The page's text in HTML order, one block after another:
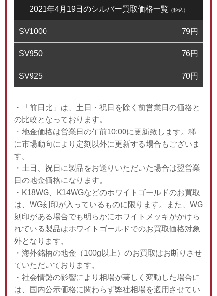
2021年4月19日のシルバー買取価格一覧 （税込）
SV1000 79円
SV950 76円
SV925 70円
・「前日比」は、土日・祝日を除く前営業日の価格と
の比較となっております。
・地金価格は営業日の午前10:00に更新致します。稀
に市場動向により定刻以外に更新する場合もございま
す。
・土日、祝日に製品をお送りいただいた場合は翌営業
日の地金価格になります。
・K18WG、K14WGなどのホワイトゴールドのお買取
は、WG刻印が入っているものに限ります。また、WG
刻印がある場合でも明らかにホワイトメッキがかけら
れている製品はホワイトゴールドでのお買取価格対象
外となります。
・海外銘柄の地金（100g以上）のお買取はお断りさせ
ていただいております。
・社会情勢の影響により相場が著しく変動した場合に
は、国内公示価格に関わらず弊社相場を適用させてい